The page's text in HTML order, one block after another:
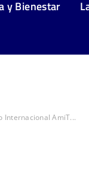
y Bienestar
Internacional AmiT...